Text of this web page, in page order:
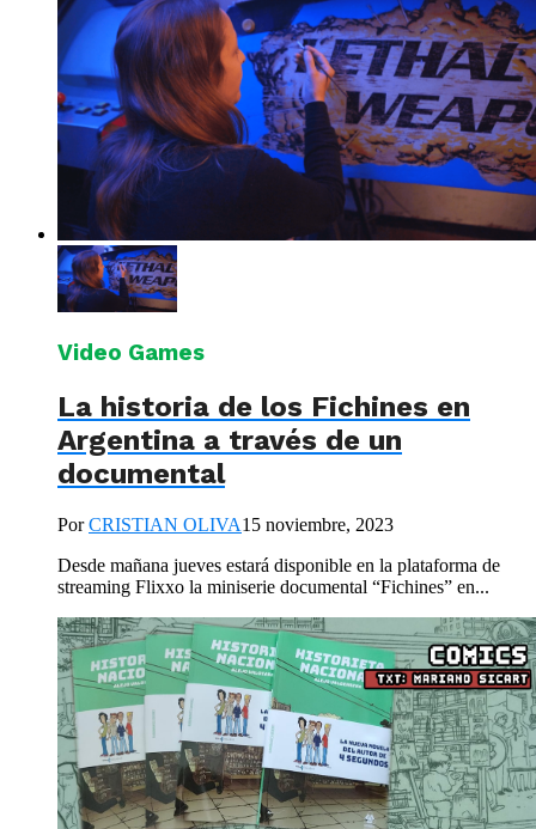
Video Games
La historia de los Fichines en
Argentina a través de un
documental
PorCRISTIAN OLIVA15 noviembre, 2023
Desde mañana jueves estará disponible en la plataforma de
streaming Flixxo la miniserie documental “Fichines” en...